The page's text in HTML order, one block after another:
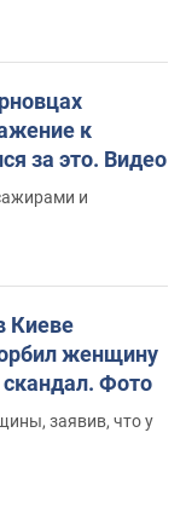
к
за это. Видео
и
Киеве
женщину
скандал. Фото
заявив, что у